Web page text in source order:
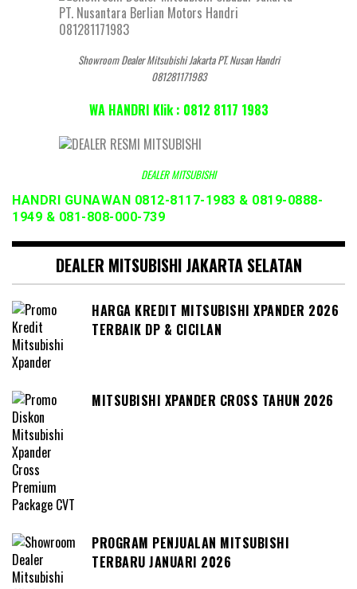
Showroom Dealer Mitsubishi Jakarta PT. Nusan Handri
081281171983
WA HANDRI Klik : 0812 8117 1983
DEALER MITSUBISHI
HANDRI GUNAWAN 0812-8117-1983 & 0819-0888-
1949 & 081-808-000-739
DEALER MITSUBISHI JAKARTA SELATAN
HARGA KREDIT MITSUBISHI XPANDER 2026
TERBAIK DP & CICILAN
MITSUBISHI XPANDER CROSS TAHUN 2026
PROGRAM PENJUALAN MITSUBISHI
TERBARU JANUARI 2026